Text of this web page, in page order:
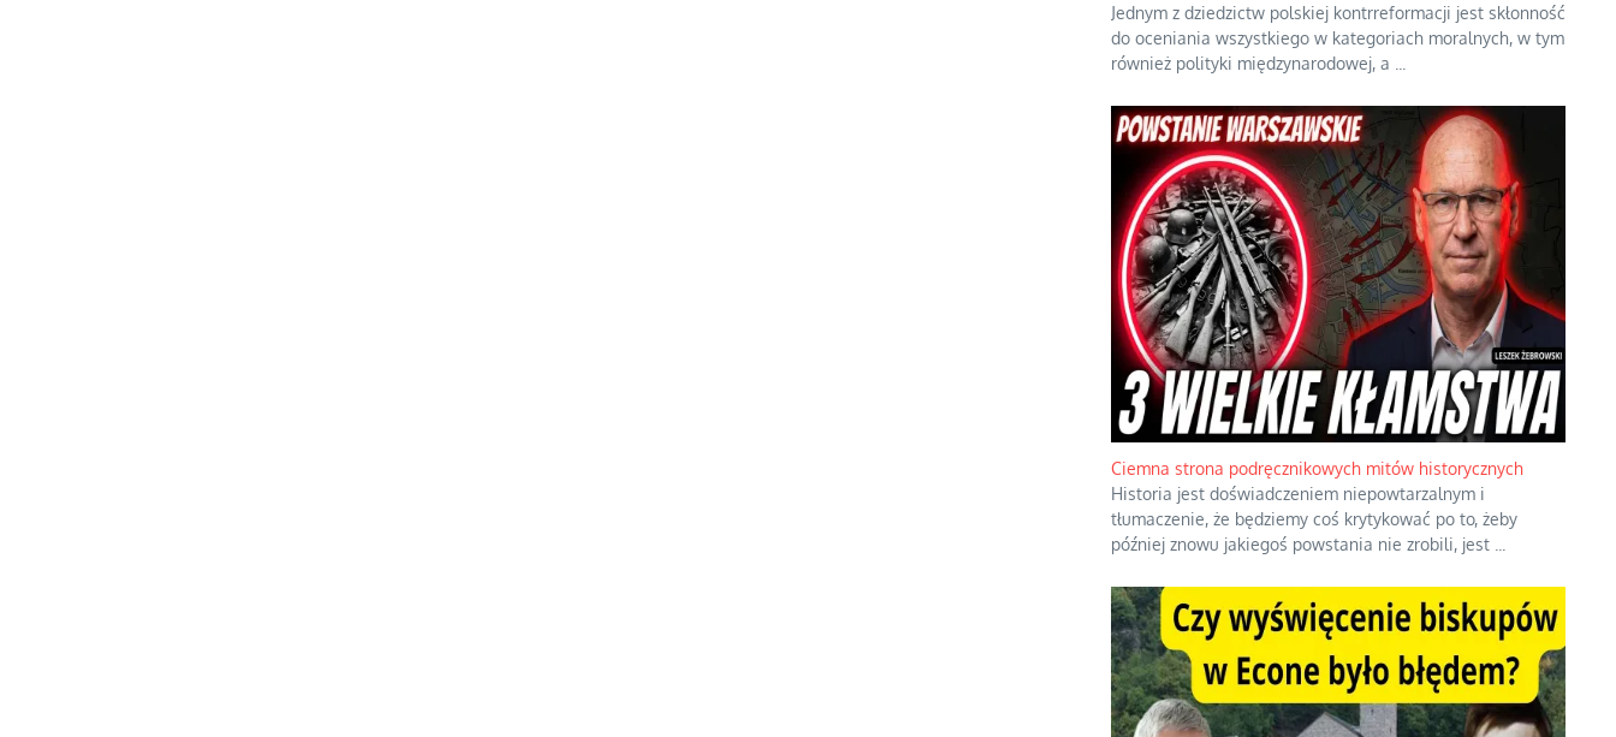
Jednym z dziedzictw polskiej kontrreformacji jest skłonność
do oceniania wszystkiego w kategoriach moralnych, w tym
również polityki międzynarodowej, a
Ciemna strona podręcznikowych mitów historycznych
Historia jest doświadczeniem niepowtarzalnym i
tłumaczenie, że będziemy coś krytykować po to, żeby
później znowu jakiegoś powstania nie zrobili, jest